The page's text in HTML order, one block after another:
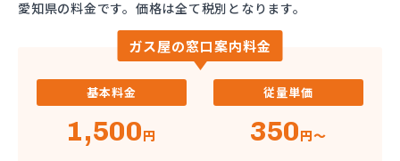
愛知県の料金です。価格は全て税別となります。
ガス屋の窓口案内料金
基本料金
1,500円
従量単価
350円～